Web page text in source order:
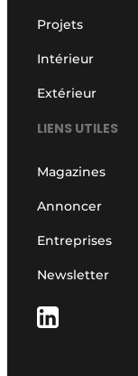
Projets
Intérieur
Extérieur
LIENS UTILES
Magazines
Annoncer
Entreprises
Newsletter